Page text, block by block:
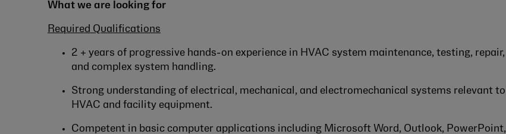
What we are looking for
Required Qualifications
2 + years of progressive hands-on experience in HVAC system maintenance, testing, repair,
and complex system handling.
Strong understanding of electrical, mechanical, and electromechanical systems relevant to
HVAC and facility equipment.
Competent in basic computer applications including Microsoft Word, Outlook, PowerPoint,